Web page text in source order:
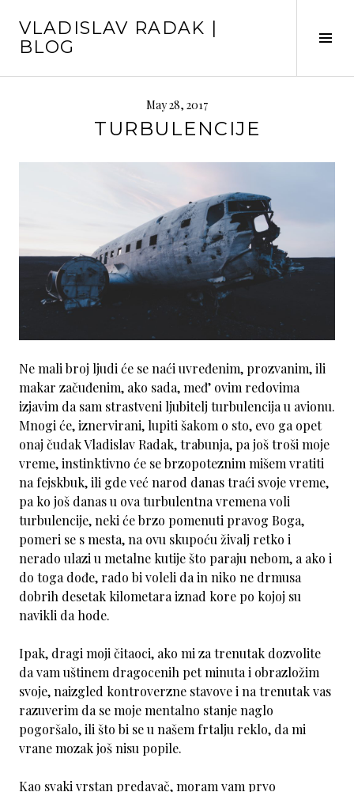
content
VLADISLAV RADAK |
BLOG
May 28, 2017
TURBULENCIJE
Ne mali broj ljudi će se naći uvređenim, prozvanim, ili
makar začuđenim, ako sada, međ’ ovim redovima
izjavim da sam strastveni ljubitelj turbulencija u avionu.
Mnogi će, iznervirani, lupiti šakom o sto, evo ga opet
onaj čudak Vladislav Radak, trabunja, pa još troši moje
vreme, instinktivno će se brzopoteznim mišem vratiti
na fejskbuk, ili gde već narod danas traći svoje vreme,
pa ko još danas u ova turbulentna vremena voli
turbulencije, neki će brzo pomenuti pravog Boga,
pomeri se s mesta, na ovu skupoću živalj retko i
nerado ulazi u metalne kutije što paraju nebom, a ako i
do toga dođe, rado bi voleli da in niko ne drmusa
dobrih desetak kilometara iznad kore po kojoj su
navikli da hode.
Ipak, dragi moji čitaoci, ako mi za trenutak dozvolite
da vam uštinem dragocenih pet minuta i obrazložim
svoje, naizgled kontroverzne stavove i na trenutak vas
razuverim da se moje mentalno stanje naglo
pogoršalo, ili što bi se u našem frtalju reklo, da mi
vrane mozak još nisu popile.
Kao svaki vrstan predavač, moram vam prvo